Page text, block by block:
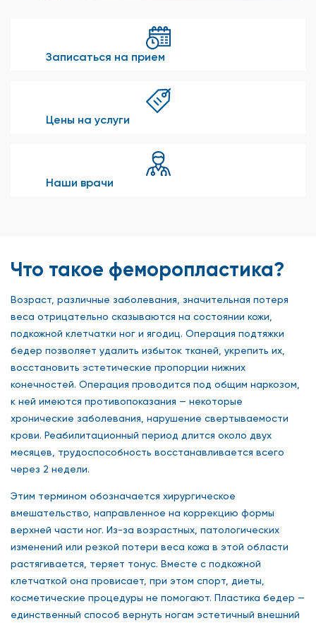
Записаться на прием
Цены на услуги
Наши врачи
Что такое феморопластика?
Возраст, различные заболевания, значительная потеря
веса отрицательно сказываются на состоянии кожи,
подкожной клетчатки ног и ягодиц. Операция подтяжки
бедер позволяет удалить избыток тканей, укрепить их,
восстановить эстетические пропорции нижних
конечностей. Операция проводится под общим наркозом,
к ней имеются противопоказания — некоторые
хронические заболевания, нарушение свертываемости
крови. Реабилитационный период длится около двух
месяцев, трудоспособность восстанавливается всего
через 2 недели.
Этим термином обозначается хирургическое
вмешательство, направленное на коррекцию формы
верхней части ног. Из-за возрастных, патологических
изменений или резкой потери веса кожа в этой области
растягивается, теряет тонус. Вместе с подкожной
клетчаткой она провисает, при этом спорт, диеты,
косметические процедуры не помогают. Пластика бедер —
единственный способ вернуть ногам эстетичный внешний